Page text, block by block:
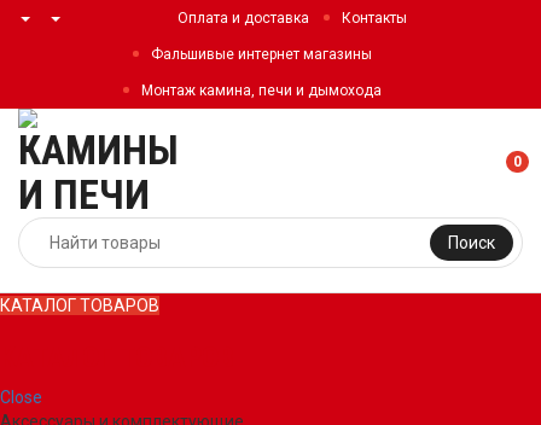
Оплата и доставка Контакты
Фальшивые интернет магазины
Монтаж камина, печи и дымохода
Поиск
0
КАТАЛОГ ТОВАРОВ
Close